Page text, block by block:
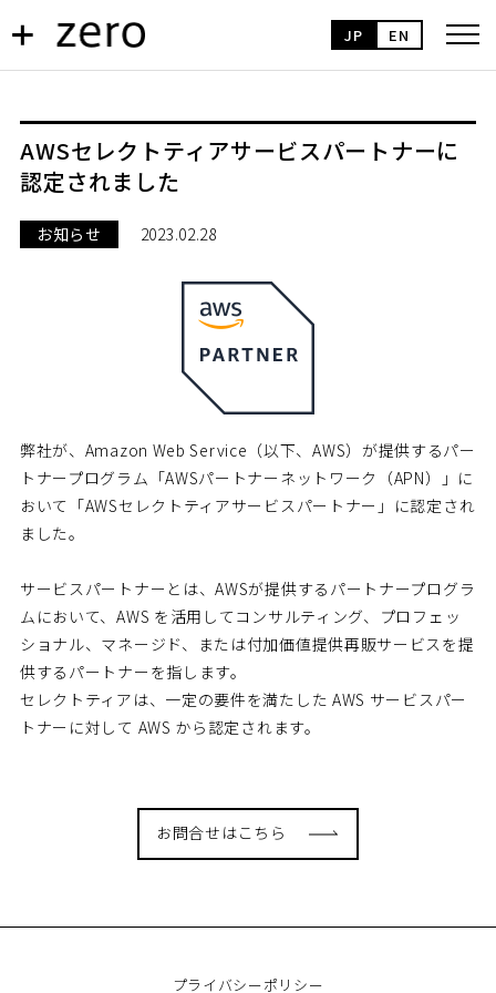
JP EN
AWSセレクトティアサービスパートナーに
認定されました
お知らせ 2023.02.28
弊社が、Amazon Web Service（以下、AWS）が提供するパー
トナープログラム「AWSパートナーネットワーク（APN）」に
おいて「AWSセレクトティアサービスパートナー」に認定され
ました。
サービスパートナーとは、AWSが提供するパートナープログラ
ムにおいて、AWS を活用してコンサルティング、プロフェッ
ショナル、マネージド、または付加価値提供再販サービスを提
供するパートナーを指します。
セレクトティアは、一定の要件を満たした AWS サービスパー
トナーに対して AWS から認定されます。
お問合せはこちら
プライバシーポリシー